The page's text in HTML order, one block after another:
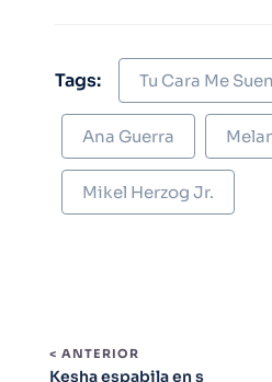
Tags: Tu Cara Me
Ana Guerra
Mikel Herzog Jr.
< ANTERIOR
Kesha espabila en s